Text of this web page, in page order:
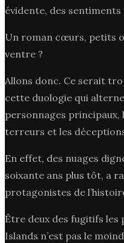
évidente, des
Un roman cœurs, petits
ventre ?
Allons donc. Ce serait
cette duologie qui
personnages principaux,
terreurs et les
En effet, des nuages
soixante ans plus tôt, a
protagonistes de
Être deux des fugitifs les
Islands n’est pas le